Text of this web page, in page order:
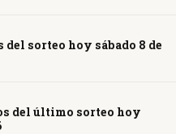
sorteo hoy sábado 8 de
del último sorteo hoy